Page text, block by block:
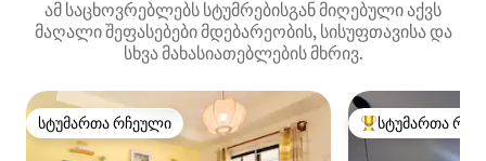
ამ საცხოვრებლებს სტუმრებისგან მიღებული აქვს
მაღალი შეფასებები მდებარეობის, სისუფთავისა და
სხვა მახასიათებლების მხრივ.
სტუმართა რჩეული
სტუმართა რჩეული სტუმართა
სტუმართა